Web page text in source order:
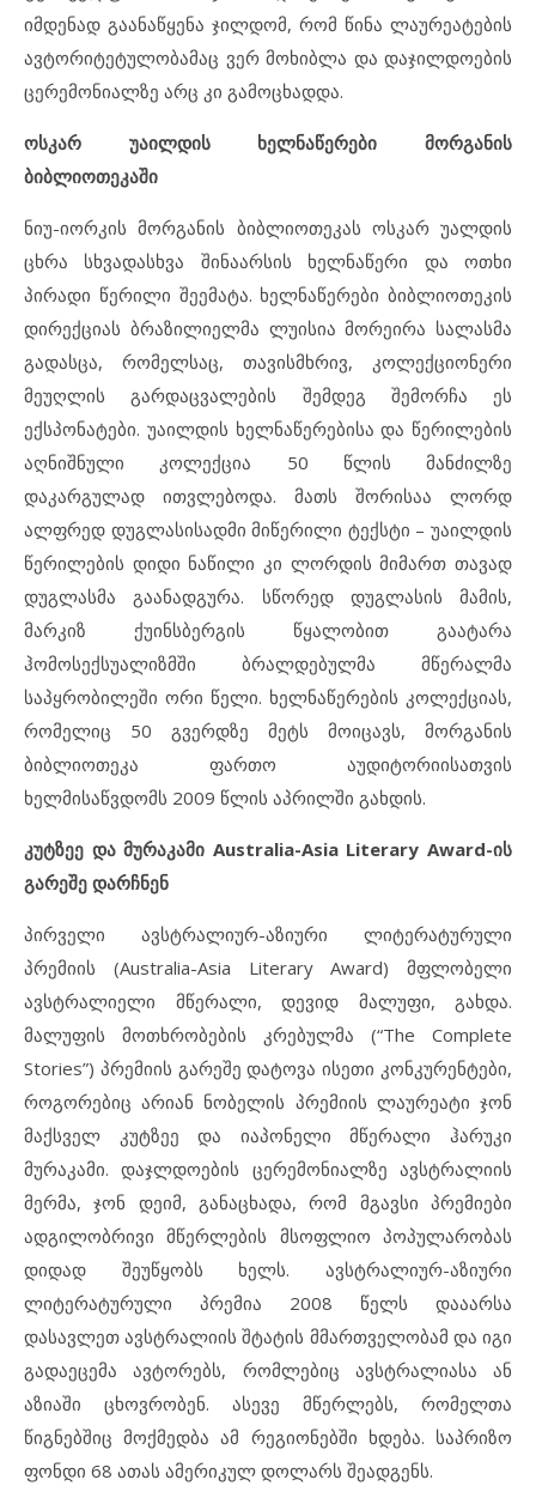
იმდენად გაანაწყენა ჯილდომ, რომ წინა ლაურეატების
ავტორიტეტულობამაც ვერ მოხიბლა და დაჯილდოების
ცერემონიალზე არც კი გამოცხადდა.
ოსკარ უაილდის ხელნაწერები მორგანის
ბიბლიოთეკაში
ნიუ-იორკის მორგანის ბიბლიოთეკას ოსკარ უალდის
ცხრა სხვადასხვა შინაარსის ხელნაწერი და ოთხი
პირადი წერილი შეემატა. ხელნაწერები ბიბლიოთეკის
დირექციას ბრაზილიელმა ლუისია მორეირა სალასმა
გადასცა, რომელსაც, თავისმხრივ, კოლექციონერი
მეუღლის გარდაცვალების შემდეგ შემორჩა ეს
ექსპონატები. უაილდის ხელნაწერებისა და წერილების
აღნიშნული კოლექცია 50 წლის მანძილზე
დაკარგულად ითვლებოდა. მათს შორისაა ლორდ
ალფრედ დუგლასისადმი მიწერილი ტექსტი – უაილდის
წერილების დიდი ნაწილი კი ლორდის მიმართ თავად
დუგლასმა გაანადგურა. სწორედ დუგლასის მამის,
მარკიზ ქუინსბერგის წყალობით გაატარა
ჰომოსექსუალიზმში ბრალდებულმა მწერალმა
საპყრობილეში ორი წელი. ხელნაწერების კოლექციას,
რომელიც 50 გვერდზე მეტს მოიცავს, მორგანის
ბიბლიოთეკა ფართო აუდიტორიისათვის
ხელმისაწვდომს 2009 წლის აპრილში გახდის.
კუტზეე და მურაკამი Australia-Asia Literary Award-ის
გარეშე დარჩნენ
პირველი ავსტრალიურ-აზიური ლიტერატურული
პრემიის (Australia-Asia Literary Award) მფლობელი
ავსტრალიელი მწერალი, დევიდ მალუფი, გახდა.
მალუფის მოთხრობების კრებულმა (“The Complete
Stories”) პრემიის გარეშე დატოვა ისეთი კონკურენტები,
როგორებიც არიან ნობელის პრემიის ლაურეატი ჯონ
მაქსველ კუტზეე და იაპონელი მწერალი ჰარუკი
მურაკამი. დაჯლდოების ცერემონიალზე ავსტრალიის
მერმა, ჯონ დეიმ, განაცხადა, რომ მგავსი პრემიები
ადგილობრივი მწერლების მსოფლიო პოპულარობას
დიდად შეუწყობს ხელს. ავსტრალიურ-აზიური
ლიტერატურული პრემია 2008 წელს დააარსა
დასავლეთ ავსტრალიის შტატის მმართველობამ და იგი
გადაეცემა ავტორებს, რომლებიც ავსტრალიასა ან
აზიაში ცხოვრობენ. ასევე მწერლებს, რომელთა
წიგნებშიც მოქმედბა ამ რეგიონებში ხდება. საპრიზო
ფონდი 68 ათას ამერიკულ დოლარს შეადგენს.